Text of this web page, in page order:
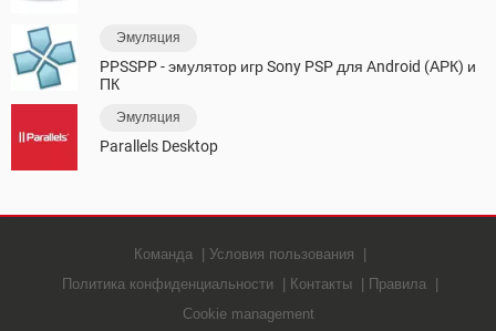
Эмуляция
PPSSPP - эмулятор игр Sony PSP для Android (АРК) и
ПК
Эмуляция
Parallels Desktop
Команда
Условия пользования
Политика конфиденциальности
Контакты
Правила
Cookie management